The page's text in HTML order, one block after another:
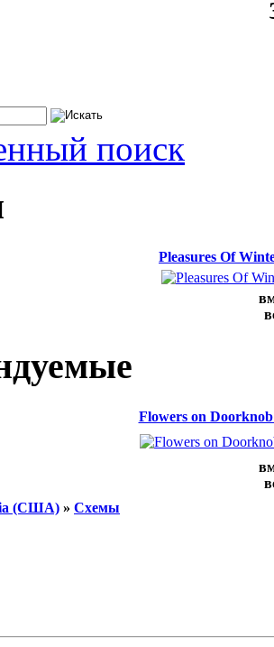
поиск
Pleasures Of
Flowers on
(США) » Схемы